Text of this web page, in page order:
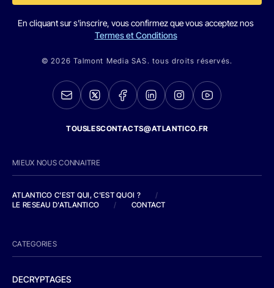
En cliquant sur s'inscrire, vous confirmez que vous acceptez nos
Termes et Conditions
© 2026 Talmont Media SAS. tous droits réservés.
TOUSLESCONTACTS@ATLANTICO.FR
MIEUX NOUS CONNAITRE
ATLANTICO C'EST QUI, C'EST QUOI ?
/
LE RESEAU D'ATLANTICO
/ CONTACT
CATEGORIES
DECRYPTAGES